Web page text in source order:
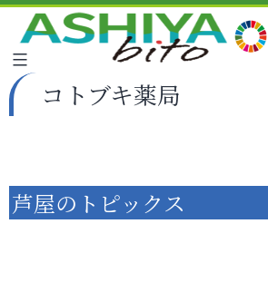
コトブキ薬局
芦屋のトピックス